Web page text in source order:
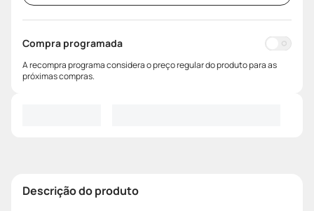
Compra programada
A recompra programa considera o preço regular do produto para as
próximas compras.
Descrição do produto